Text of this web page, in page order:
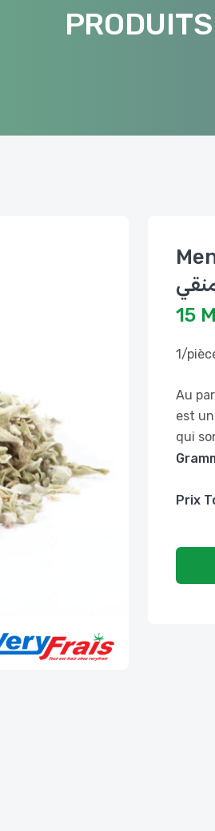
PRODUITS
15
1/
Au
est
qui
Prix